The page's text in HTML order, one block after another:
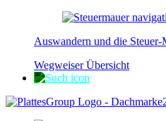
Auswandern und die
Wegweiser Übersicht